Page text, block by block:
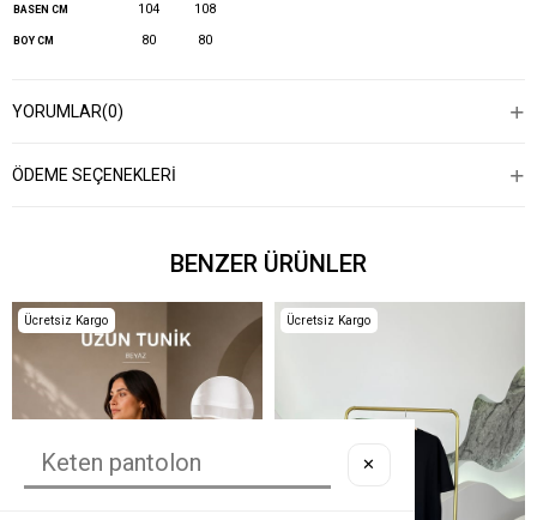
BASEN CM 104 108
BOY CM 80 80
YORUMLAR(0)
ÖDEME SEÇENEKLERI
BENZER ÜRÜNLER
Ücretsiz Kargo Ücretsiz Kargo
✕